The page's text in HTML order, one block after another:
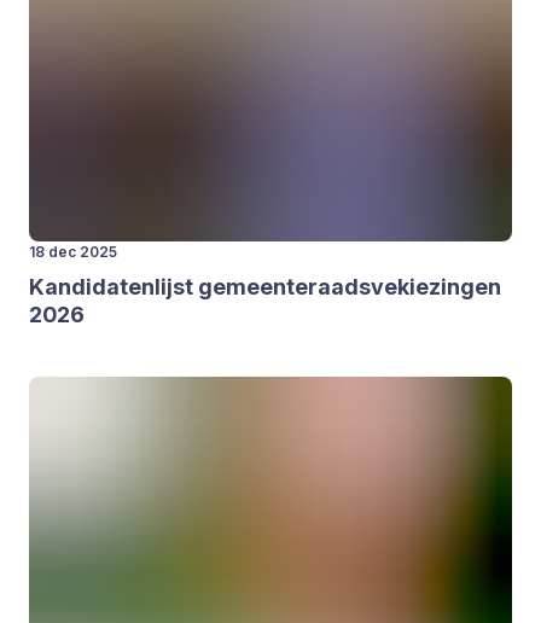
18 dec 2025
Kan­di­da­ten­lijst gemeen­te­raads­ve­kie­zin­gen
2026